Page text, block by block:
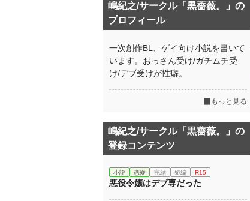
嶋紀之/サークル「黒薔薇。」の
プロフィール
一次創作BL、ゲイ向け小説を書いて
います。おっさん受け/ガチムチ受
け/デブ受けが性癖。
もっと見る
嶋紀之/サークル「黒薔薇。」の
登録コンテンツ
小説 恋愛 完結 短編 R15
悪役令嬢はデブ専だった